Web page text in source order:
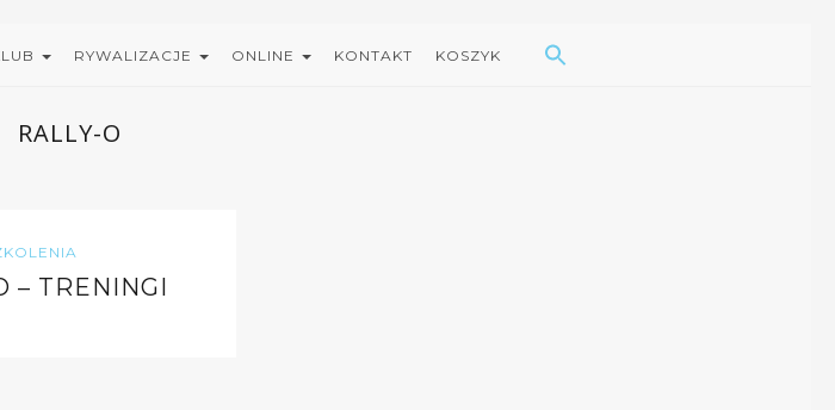
RYWALIZACJE ONLINE KONTAKT KOSZYK
Search
for:
RALLY-O
– TRENINGI